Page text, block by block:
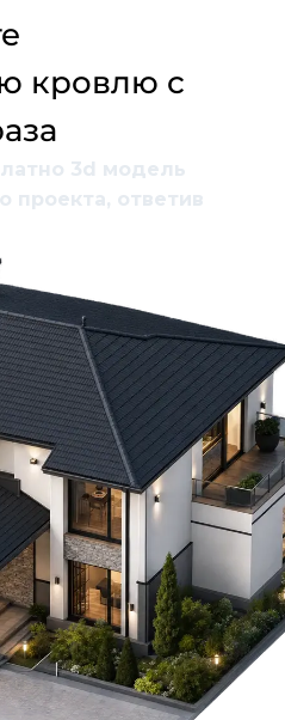
КРОВЛЮ
кровлю с
3d модель
проекта, ответив